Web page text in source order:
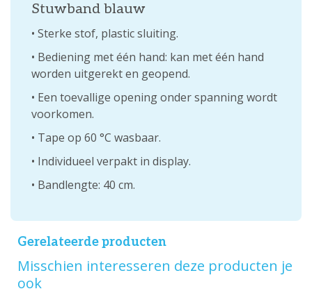
Stuwband blauw
• Sterke stof, plastic sluiting.
• Bediening met één hand: kan met één hand
worden uitgerekt en geopend.
• Een toevallige opening onder spanning wordt
voorkomen.
• Tape op 60 °C wasbaar.
• Individueel verpakt in display.
• Bandlengte: 40 cm.
Gerelateerde producten
Misschien interesseren deze producten je
ook